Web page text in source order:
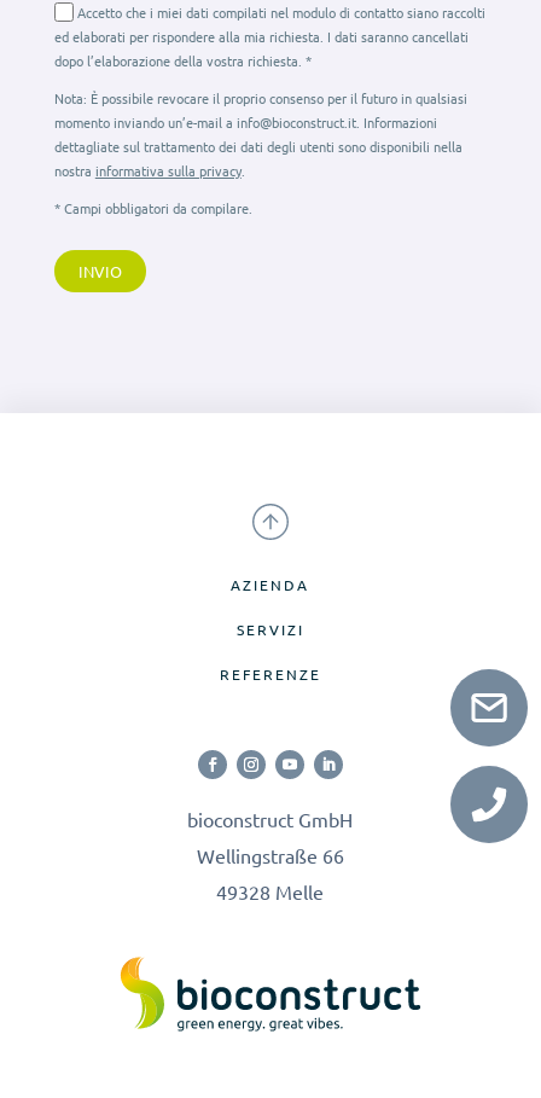
Accetto che i miei dati compilati nel modulo di contatto siano raccolti
ed elaborati per rispondere alla mia richiesta. I dati saranno cancellati
dopo l’elaborazione della vostra richiesta. *
Nota: È possibile revocare il proprio consenso per il futuro in qualsiasi
momento inviando un’e-mail a info@bioconstruct.it. Informazioni
dettagliate sul trattamento dei dati degli utenti sono disponibili nella
nostra informativa sulla privacy.
* Campi obbligatori da compilare.
AZIENDA
SERVIZI
REFERENZE
bioconstruct GmbH
Wellingstraße 66
49328 Melle